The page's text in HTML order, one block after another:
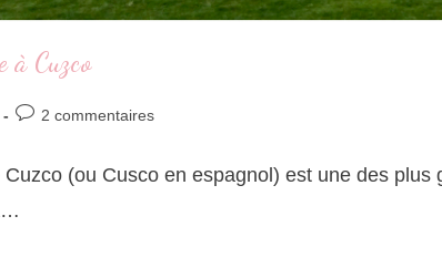
à Cuzco
2 commentaires
(ou Cusco en espagnol) est une des